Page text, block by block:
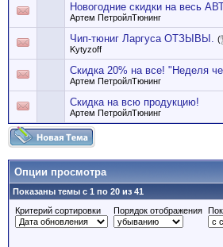
Новогодние скидки на весь
Артем ПетройлТюнинг
Чип-тюниг Ларгуса ОТЗЫВЫ. (
Kytyzoff
Скидка 20% на все! "Неделя
Артем ПетройлТюнинг
Скидка на всю продукцию!
Артем ПетройлТюнинг
Опции просмотра
Показаны темы с 1 по 20 из 41
Критерий сортировки
Порядок отображения